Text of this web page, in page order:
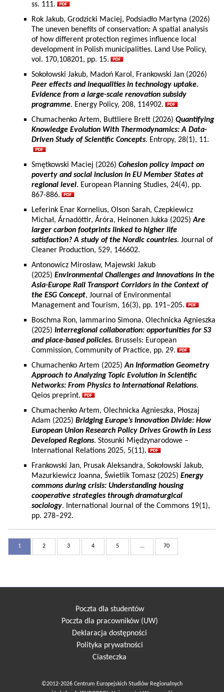
ss. 111.
Rok Jakub, Grodzicki Maciej, Podsiadło Martyna (2026)
The uneven benefits of conservation: A spatial analysis
of how different protection regimes influence local
development in Polish municipalities. Land Use Policy,
vol. 170,108201, pp. 15.
Sokołowski Jakub, Madoń Karol, Frankowski Jan (2026)
Peer effects and inequalities in technology uptake.
Evidence from a large-scale renovation subsidy
programme. Energy Policy, 208, 114902.
Chumachenko Artem, Buttliere Brett (2026) Quantifying
Knowledge Evolution With Thermodynamics: A Data-
Driven Study of Scientific Concepts. Entropy, 28(1), 11.
Smętkowski Maciej (2026) Cohesion policy impact on
poverty and social inclusion in EU Member States at
regional level. European Planning Studies, 24(4), pp.
867-886.
Leferink Enar Kornelius, Olson Sarah, Czepkiewicz
Michał, Árnadóttir, Áróra, Heinonen Jukka (2025)Are
larger carbon footprints linked to higher life
satisfaction? A study of the Nordic countries. Journal of
Cleaner Production, 529, 146602.
Antonowicz Mirosław, Majewski Jakub
(2025) Environmental Challenges and Innovations in the
Asia-Europe Rail Transport Corridors in the Context of
the ESG Concept, Journal of Environmental
Management and Tourism, 16(3), pp. 191–205.
Boschma Ron, Iammarino Simona, Olechnicka Agnieszka
(2025) Interregional collaboration: opportunities for S3
and place-based policies. Brussels: European
Commission, Community of Practice, pp. 29.
Chumachenko Artem (2025)An Information Geometry
Approach to Analyzing Topic Evolution in Scientific
Networks: From Physics to International Relations.
Qeios preprint.
Chumachenko Artem, Olechnicka Agnieszka, Płoszaj
Adam (2025) Bridging Europe’s Innovation Divide: How
European Union Research Policy Drives Growth in Less
Developed Regions. Stosunki Międzynarodowe –
International Relations 2025, 5(11).
Frankowski Jan, Prusak Aleksandra, Sokołowski Jakub,
Mazurkiewicz Joanna, Świetlik Tomasz (2025) Energy
commons during crisis: Understanding housing
cooperative strategies through dramaturgical
sociology. International Journal of the Commons 19(1),
pp. 278–292.
1 2 3 4 5 ... 70
Poczta dla studentów
Poczta dla pracowników (UW)
Deklaracja dostępności
Polityka prywatności
Ciasteczka
©2012-2026 Centrum Europejskich Studiów Regionalnych